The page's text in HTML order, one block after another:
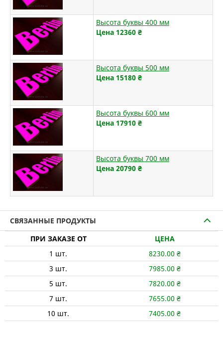
Высота буквы 400 мм
Цена 12360 ₴
Высота буквы 500 мм
Цена 15180 ₴
Высота буквы 600 мм
Цена 17910 ₴
Высота буквы 700 мм
Цена 20790 ₴
СВЯЗАННЫЕ ПРОДУКТЫ
ПРИ ЗАКАЗЕ ОТ
ЦЕНА
1 шт. 8230.00 ₴
3 шт. 7985.00 ₴
5 шт. 7820.00 ₴
7 шт. 7655.00 ₴
10 шт. 7405.00 ₴